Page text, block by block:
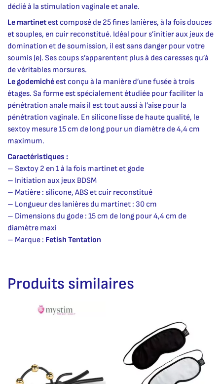
dédié à la stimulation vaginale et anale.
Le martinet est composé de 25 fines lanières, à la fois douces
et souples, en cuir reconstitué. Idéal pour s’initier aux jeux de
domination et de soumission, il est sans danger pour votre
soumis (e). Ses coups s’apparentent plus à des caresses qu’à
de véritables morsures.
Le godemiché est conçu à la manière d’une fusée à trois
étages. Sa forme est spécialement étudiée pour faciliter la
pénétration anale mais il est tout aussi à l’aise pour la
pénétration vaginale. En silicone lisse de haute qualité, le
sextoy mesure 15 cm de long pour un diamètre de 4,4 cm
maximum.
Caractéristiques :
– Sextoy 2 en 1 à la fois martinet et gode
– Initiation aux jeux BDSM
– Matière : silicone, ABS et cuir reconstitué
– Longueur des lanières du martinet : 30 cm
– Dimensions du gode : 15 cm de long pour 4,4 cm de
diamètre maxi
– Marque : Fetish Tentation
Produits similaires